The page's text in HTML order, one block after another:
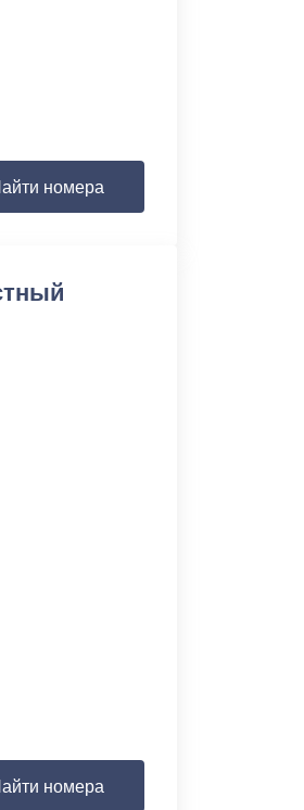
номера
номера